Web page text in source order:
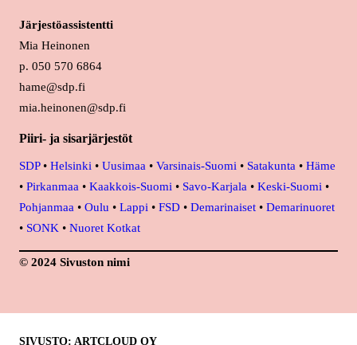
Järjestöassistentti
Mia Heinonen
p. 050 570 6864
hame@sdp.fi
mia.heinonen@sdp.fi
Piiri- ja sisarjärjestöt
SDP• Helsinki • Uusimaa • Varsinais-Suomi • Satakunta • Häme
• Pirkanmaa • Kaakkois-Suomi • Savo-Karjala • Keski-Suomi •
Pohjanmaa • Oulu • Lappi • FSD • Demarinaiset • Demarinuoret
• SONK • Nuoret Kotkat
© 2024 Sivuston nimi
SIVUSTO: ARTCLOUD OY